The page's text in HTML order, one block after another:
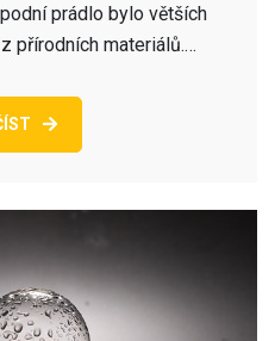
prádlo bylo větších
přírodních materiálů.…